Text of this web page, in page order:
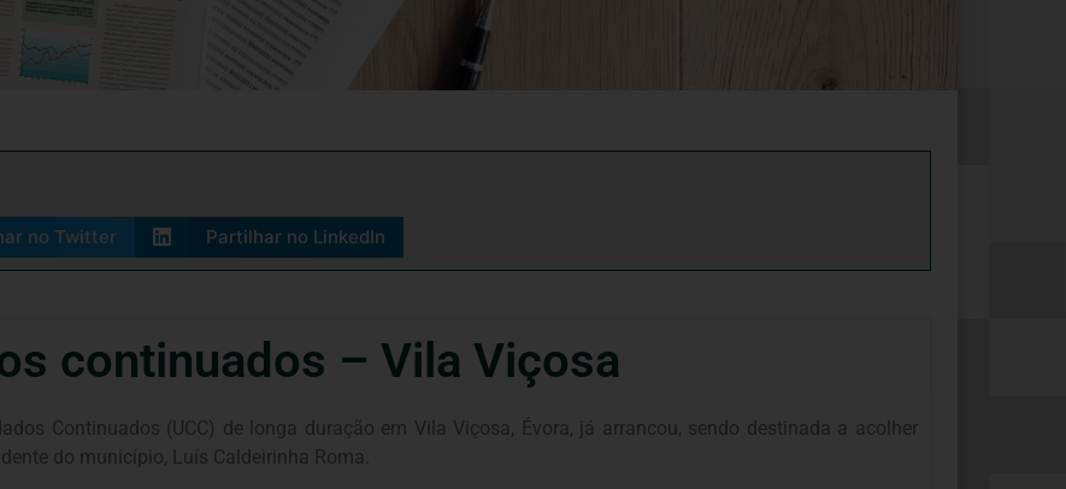
no Twitter Partilhar no LinkedIn
continuados – Vila Viçosa
Continuados (UCC) de longa duração em Vila Viçosa, Évora, já arrancou, sendo destinada a acolher
do município, Luís Caldeirinha Roma.